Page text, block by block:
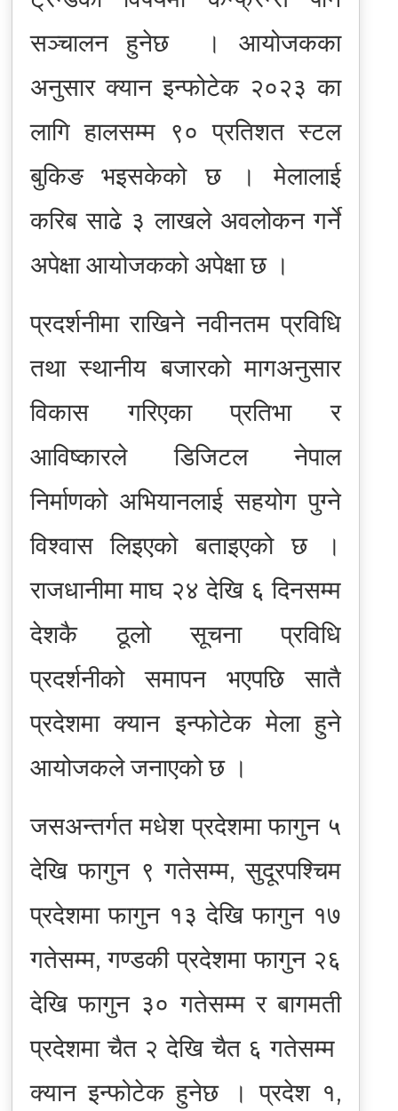
सञ्चालन हुनेछ । आयोजकका
अनुसार क्यान इन्फोटेक २०२३ का
लागि हालसम्म ९० प्रतिशत स्टल
बुकिङ भइसकेको छ । मेलालाई
करिब साढे ३ लाखले अवलोकन गर्ने
अपेक्षा आयोजकको अपेक्षा छ ।
प्रदर्शनीमा राखिने नवीनतम प्रविधि
तथा स्थानीय बजारको मागअनुसार
विकास गरिएका प्रतिभा र
आविष्कारले डिजिटल नेपाल
निर्माणको अभियानलाई सहयोग पुग्ने
विश्वास लिइएको बताइएको छ ।
राजधानीमा माघ २४ देखि ६ दिनसम्म
देशकै ठूलो सूचना प्रविधि
प्रदर्शनीको समापन भएपछि सातै
प्रदेशमा क्यान इन्फोटेक मेला हुने
आयोजकले जनाएको छ ।
जसअन्तर्गत मधेश प्रदेशमा फागुन ५
देखि फागुन ९ गतेसम्म, सुदूरपश्चिम
प्रदेशमा फागुन १३ देखि फागुन १७
गतेसम्म, गण्डकी प्रदेशमा फागुन २६
देखि फागुन ३० गतेसम्म र बागमती
प्रदेशमा चैत २ देखि चैत ६ गतेसम्म
क्यान इन्फोटेक हुनेछ । प्रदेश १,